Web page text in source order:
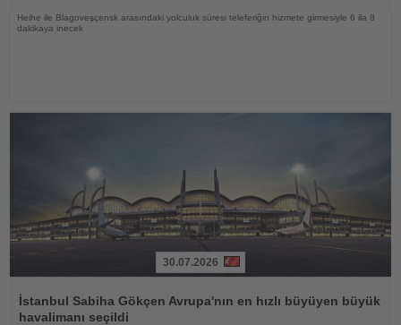
Heihe ile Blagoveşçensk arasındaki yolculuk süresi teleferiğin hizmete girmesiyle 6 ila 8
dakikaya inecek
Oku
30.07.2026
İstanbul Sabiha Gökçen Avrupa'nın en hızlı büyüyen büyük
havalimanı seçildi